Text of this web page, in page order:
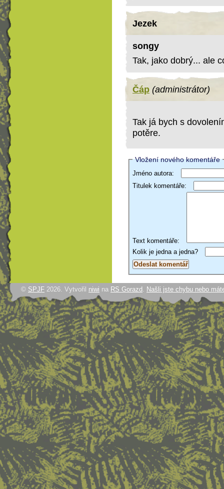
Jezek
songy
Tak, jako dobrý... ale
Čáp (administrátor)
Tak já bych s
potěre.
Vložení nového komentáře
Jméno autora:
Titulek komentáře:
Text komentáře:
Kolik je jedna a jedna?
© SPJF 2026. Vytvořil niwi na RS Gorazd . Našli jste chybu nebo